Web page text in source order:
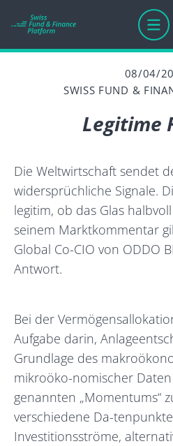
08/04/
SWISS FUND &
Legitime
Die Weltwirtschaft sendet
widersprüchliche Signale.
legitim, ob das Glas
seinem Marktkommentar
Global Co-CIO von ODDO
Antwort.
Bei der
Aufgabe darin,
Grundlage des
mikroöko-nomischer
genannten „Momentums“
verschiedene Da-
Investitionsströme,